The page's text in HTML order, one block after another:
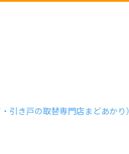
・引き戸の取替専門店まどあかり）